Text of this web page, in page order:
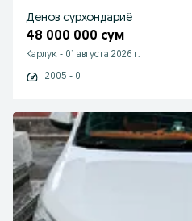
Денов сурхондариё
48 000 000 сум
Карлук - 01 августа 2026 г.
2005 - 0